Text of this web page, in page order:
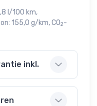
l/100 km,
155,0 g/km, CO2-
inkl.